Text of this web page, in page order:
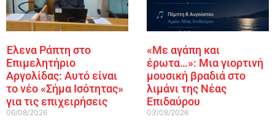
Έλενα Ράπτη στο
Επιμελητήριο
Αργολίδας: Αυτό είναι
το νέο «Σήμα Ισότητας»
για τις επιχειρήσεις
06/08/2026
«Με αγάπη και
έρωτα…»: Μια γιορτινή
μουσική βραδιά στο
λιμάνι της Νέας
Επιδαύρου
03/08/2026